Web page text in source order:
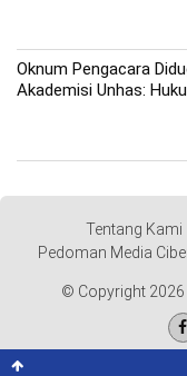
Oknum Pengacara
Akademisi Unhas:
Tentang Kami
Pedoman Media
© Copyright 2026